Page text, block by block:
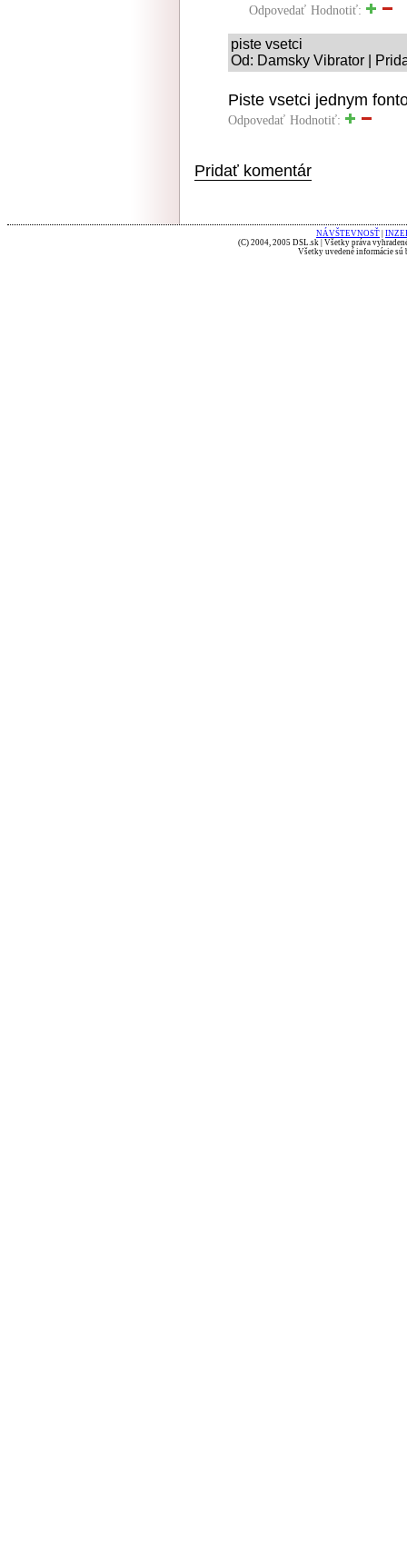
Odpovedať Hodnotiť:
piste vsetci
Od: Damsky Vibrator |
Piste vsetci jednym
Odpovedať Hodnotiť:
Pridať komentár
NÁVŠTEVNOSŤ
(C) 2004, 2005 DSL.sk | Všetky práva
Všetky uvedené informácie sú